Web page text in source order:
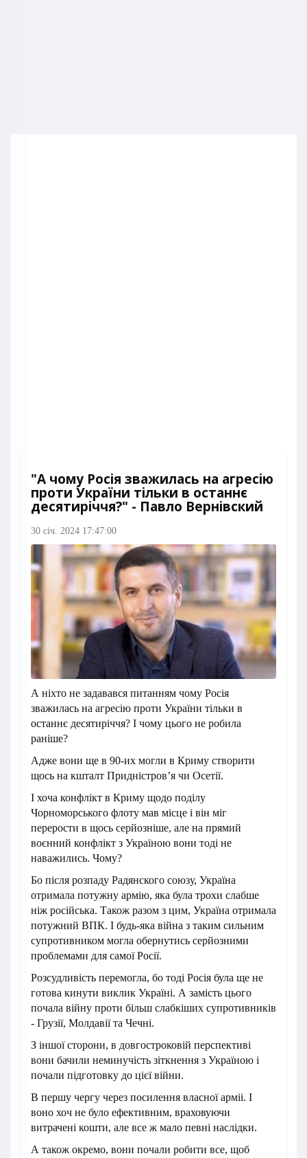
"А чому Росія зважилась на агресію
проти України тільки в останнє
десятиріччя?" - Павло Вернівский
30 січ. 2024 17:47:00
А ніхто не задавався питанням чому Росія
зважилась на агресію проти України тільки в
останнє десятиріччя? І чому цього не робила
раніше?
Адже вони ще в 90-их могли в Криму створити
щось на кшталт Придністров’я чи Осетії.
І хоча конфлікт в Криму щодо поділу
Чорноморського флоту мав місце і він міг
перерости в щось серйозніше, але на прямий
воєнний конфлікт з Україною вони тоді не
наважились. Чому?
Бо після розпаду Радянского союзу, Україна
отримала потужну армію, яка була трохи слабше
ніж російська. Також разом з цим, Україна отримала
потужний ВПК. І будь-яка війна з таким сильним
супротивником могла обернутись серйозними
проблемами для самої Росії.
Розсудливість перемогла, бо тоді Росія була ще не
готова кинути виклик Україні. А замість цього
почала війну проти більш слабкіших супротивників
- Грузії, Молдавії та Чечні.
З іншої сторони, в довгостроковій перспективі
вони бачили неминучість зіткнення з Україною і
почали підготовку до цієї війни.
В першу чергу через посилення власної арміі. І
воно хоч не було ефективним, враховуючи
витрачені кошти, але все ж мало певні наслідки.
А також окремо, вони почали робити все, щоб